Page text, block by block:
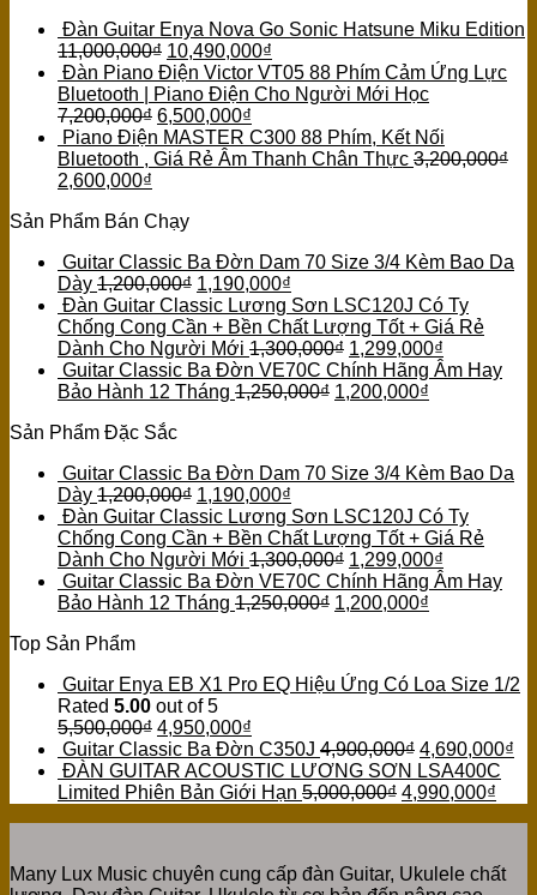
Đàn Guitar Enya Nova Go Sonic Hatsune Miku Edition
11,000,000₫ 10,490,000₫
Đàn Piano Điện Victor VT05 88 Phím Cảm Ứng Lực
Bluetooth | Piano Điện Cho Người Mới Học
7,200,000₫ 6,500,000₫
Piano Điện MASTER C300 88 Phím, Kết Nối
Bluetooth , Giá Rẻ Âm Thanh Chân Thực 3,200,000₫
2,600,000₫
Sản Phẩm Bán Chạy
Guitar Classic Ba Đờn Dam 70 Size 3/4 Kèm Bao Da
Dày 1,200,000₫ 1,190,000₫
Đàn Guitar Classic Lương Sơn LSC120J Có Ty
Chống Cong Cần + Bền Chất Lượng Tốt + Giá Rẻ
Dành Cho Người Mới 1,300,000₫ 1,299,000₫
Guitar Classic Ba Đờn VE70C Chính Hãng Âm Hay
Bảo Hành 12 Tháng 1,250,000₫ 1,200,000₫
Sản Phẩm Đặc Sắc
Guitar Classic Ba Đờn Dam 70 Size 3/4 Kèm Bao Da
Dày 1,200,000₫ 1,190,000₫
Đàn Guitar Classic Lương Sơn LSC120J Có Ty
Chống Cong Cần + Bền Chất Lượng Tốt + Giá Rẻ
Dành Cho Người Mới 1,300,000₫ 1,299,000₫
Guitar Classic Ba Đờn VE70C Chính Hãng Âm Hay
Bảo Hành 12 Tháng 1,250,000₫ 1,200,000₫
Top Sản Phẩm
Guitar Enya EB X1 Pro EQ Hiệu Ứng Có Loa Size 1/2
Rated 5.00 out of 5
5,500,000₫ 4,950,000₫
Guitar Classic Ba Đờn C350J 4,900,000₫ 4,690,000₫
ĐÀN GUITAR ACOUSTIC LƯƠNG SƠN LSA400C
Limited Phiên Bản Giới Hạn 5,000,000₫ 4,990,000₫
Many Lux Music chuyên cung cấp đàn Guitar, Ukulele chất